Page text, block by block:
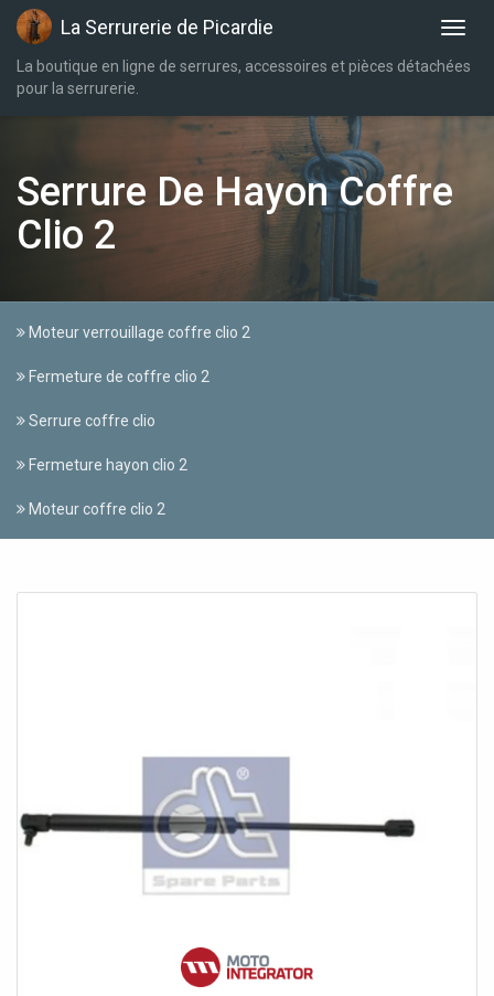
La Serrurerie de Picardie
La boutique en ligne de serrures, accessoires et pièces détachées
pour la serrurerie.
Serrure De Hayon Coffre
Clio 2
Moteur verrouillage coffre clio 2
Fermeture de coffre clio 2
Serrure coffre clio
Fermeture hayon clio 2
Moteur coffre clio 2